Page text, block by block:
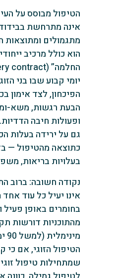
הטיפול מבוסס על
אינה מתרחשת
מתגמולים ומתוצאות
הוא כולל מרכיב
יומי קבוע שבו בני
הפיכחון, לצד אימון
הבעת רגשות, משא-
ופעולות חיבה
גם על ירידה בעלות
כתוצאה מהטיפול —
בעלויות בריאות,
נקודה חשובה: ברוב
אינו יעיל כל עוד
בחומרים באופן
מהתוכניות דורשות
הטיפול הזוגי, אם כי
שמתחילות טיפול